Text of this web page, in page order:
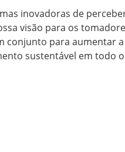
inovadoras de
visão para os
conjunto para aumentar
sustentável em todo